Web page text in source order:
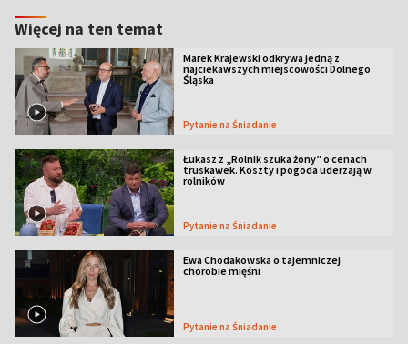
Więcej na ten temat
Marek Krajewski odkrywa jedną z
najciekawszych miejscowości Dolnego
Śląska
Pytanie na Śniadanie
Łukasz z „Rolnik szuka żony” o cenach
truskawek. Koszty i pogoda uderzają w
rolników
Pytanie na Śniadanie
Ewa Chodakowska o tajemniczej
chorobie mięśni
Pytanie na Śniadanie